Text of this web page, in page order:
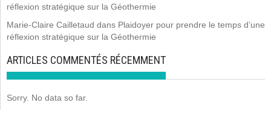
réflexion stratégique sur la Géothermie
Marie-Claire Cailletaud dans Plaidoyer pour prendre le temps d’une
réflexion stratégique sur la Géothermie
ARTICLES COMMENTÉS RÉCEMMENT
Sorry. No data so far.